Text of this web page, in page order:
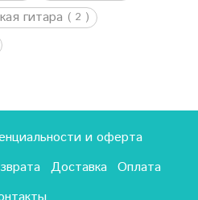
гитара ( 2 )
и оферта
Доставка Оплата